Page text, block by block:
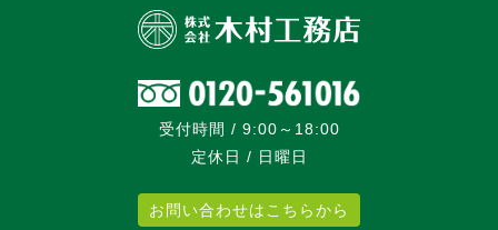
受付時間 / 9:00～18:00
定休日 / 日曜日
お問い合わせはこちらから